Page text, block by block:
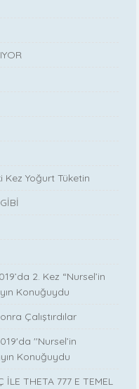
Kez Yoğurt Tüketin
2. Kez “Nursel’in
Konuğuydu
Çalıştırdılar
''Nursel’in
Konuğuydu
İLE THETA 777 E TEMEL